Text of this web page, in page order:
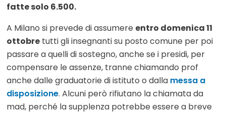
fatte solo 6.500.
A Milano si prevede di assumere entro domenica 11
ottobre tutti gli insegnanti su posto comune per poi
passare a quelli di sostegno, anche se i presidi, per
compensare le assenze, tranne chiamando prof
anche dalle graduatorie di istituto o dalla messa a
disposizione. Alcuni però rifiutano la chiamata da
mad, perché la supplenza potrebbe essere a breve